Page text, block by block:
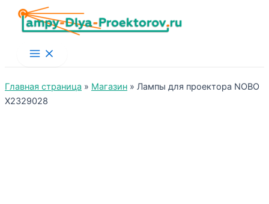
Main
Menu
Главная страница » Магазин » Лампы для проектора NOBO
X2329028